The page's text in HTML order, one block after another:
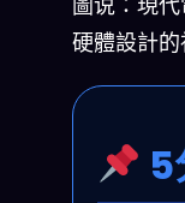
硬體設計
5